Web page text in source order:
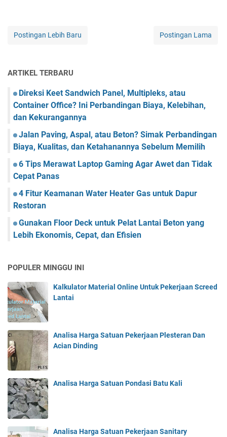
Postingan Lebih Baru Postingan Lama
ARTIKEL TERBARU
Direksi Keet Sandwich Panel, Multipleks, atau
Container Office? Ini Perbandingan Biaya, Kelebihan,
dan Kekurangannya
Jalan Paving, Aspal, atau Beton? Simak Perbandingan
Biaya, Kualitas, dan Ketahanannya Sebelum Memilih
6 Tips Merawat Laptop Gaming Agar Awet dan Tidak
Cepat Panas
4 Fitur Keamanan Water Heater Gas untuk Dapur
Restoran
Gunakan Floor Deck untuk Pelat Lantai Beton yang
Lebih Ekonomis, Cepat, dan Efisien
POPULER MINGGU INI
Kalkulator Material Online Untuk Pekerjaan Screed
Lantai
Analisa Harga Satuan Pekerjaan Plesteran Dan
Acian Dinding
Analisa Harga Satuan Pondasi Batu Kali
Analisa Harga Satuan Pekerjaan Sanitary